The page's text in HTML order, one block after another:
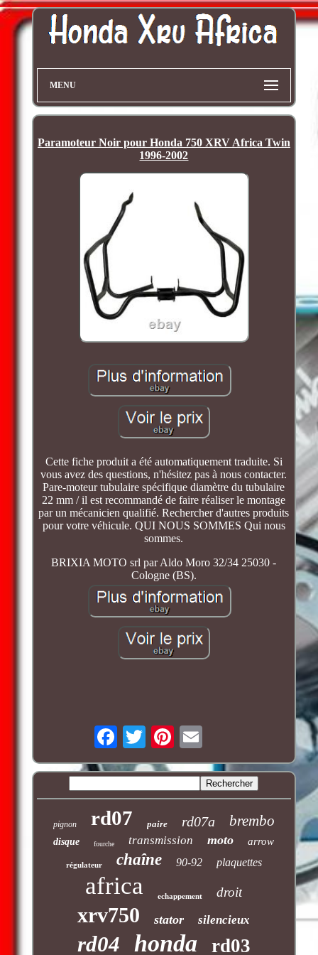
MENU
Paramoteur Noir pour Honda 750 XRV Africa Twin
1996-2002
Cette fiche produit a été automatiquement traduite. Si
vous avez des questions, n'hésitez pas à nous contacter.
Pare-moteur tubulaire spécifique diamètre du tubulaire
22 mm / il est recommandé de faire réaliser le montage
par un mécanicien qualifié. Rechercher d'autres produits
pour votre véhicule. QUI NOUS SOMMES Qui nous
sommes.
BRIXIA MOTO srl par Aldo Moro 32/34 25030 -
Cologne (BS).
pignon rd07 paire rd07a brembo
disque fourche transmission moto arrow
régulateur chaîne 90-92 plaquettes
africa echappement droit
xrv750 stator silencieux
rd04 honda rd03